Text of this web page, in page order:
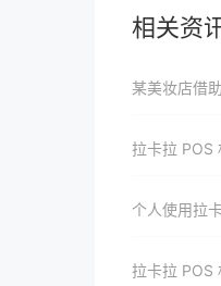
相关资
某美妆店借助
拉卡拉 POS
个人使用拉
拉卡拉 POS